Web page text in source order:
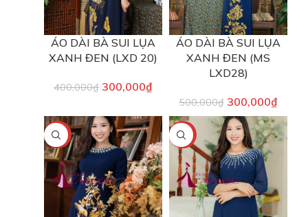
ÁO DÀI BÀ SUI LỤA
XANH ĐEN (LXD 20)
400,000₫ 300,000₫
ÁO DÀI BÀ SUI LỤA
XANH ĐEN (MS
LXD28)
500,000₫ 300,000₫
-40% -40%